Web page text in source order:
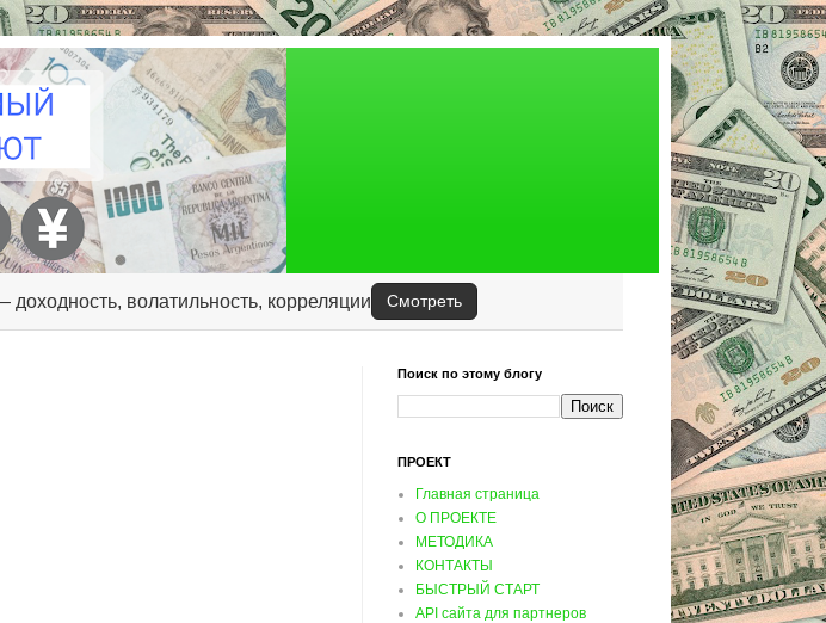
доходность, волатильность, корреляции Смотреть
Поиск по этому блогу
ПРОЕКТ
Главная страница
О ПРОЕКТЕ
МЕТОДИКА
КОНТАКТЫ
БЫСТРЫЙ СТАРТ
API сайта для партнеров